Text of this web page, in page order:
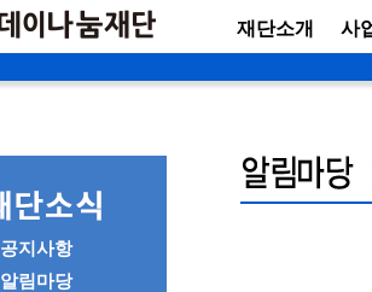
재단소개 사
공지사항
알림마당